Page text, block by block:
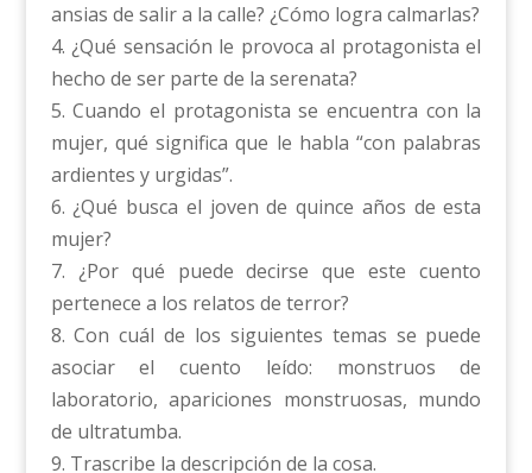
ansias de salir a la calle? ¿Cómo logra calmarlas?
4. ¿Qué sensación le provoca al protagonista el
hecho de ser parte de la serenata?
5. Cuando el protagonista se encuentra con la
mujer, qué significa que le habla “con palabras
ardientes y urgidas”.
6. ¿Qué busca el joven de quince años de esta
mujer?
7. ¿Por qué puede decirse que este cuento
pertenece a los relatos de terror?
8. Con cuál de los siguientes temas se puede
asociar el cuento leído: monstruos de
laboratorio, apariciones monstruosas, mundo
de ultratumba.
9. Trascribe la descripción de la cosa.